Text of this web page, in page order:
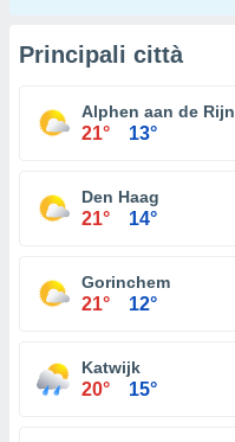
Principali città
Alphen aan de Rijn
21° 13°
Den Haag
21° 14°
Gorinchem
21° 12°
Katwijk
20° 15°